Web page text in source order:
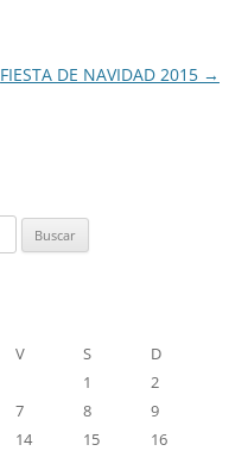
FIESTA DE NAVIDAD 2015 →
V S
D
1
2
7 8
9
14 15
16